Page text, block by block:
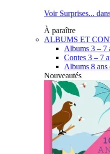
Voir Surprises...
À paraître
ALBUMS ET
Albums 3 – 7
Contes 3 – 7
Albums 8 ans
Nouveautés